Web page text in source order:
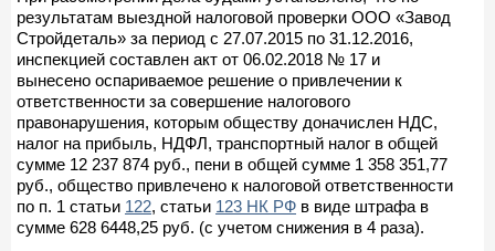
результатам выездной налоговой проверки ООО «Завод
Стройдеталь» за период с 27.07.2015 по 31.12.2016,
инспекцией составлен акт от 06.02.2018 № 17 и
вынесено оспариваемое решение о привлечении к
ответственности за совершение налогового
правонарушения, которым обществу доначислен НДС,
налог на прибыль, НДФЛ, транспортный налог в общей
сумме 12 237 874 руб., пени в общей сумме 1 358 351,77
руб., общество привлечено к налоговой ответственности
по п. 1 статьи 122, статьи 123 НК РФ в виде штрафа в
сумме 628 6448,25 руб. (с учетом снижения в 4 раза).